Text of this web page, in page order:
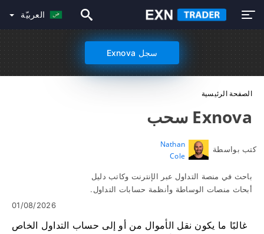
العربيّة
سجل Exnova
الصفحة الرئيسية
Exnova سحب
كتب بواسطة
Nathan
Cole
باحث في منصة التداول عبر الإنترنت وكاتب دليل
أبحاث منصات الوساطة وأنظمة حسابات التداول.
01/08/2026
غالبًا ما يكون نقل الأموال من أو إلى حساب التداول الخاص